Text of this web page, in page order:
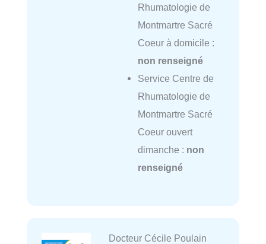
Rhumatologie de
Montmartre Sacré
Coeur à domicile :
non renseigné
Service Centre de
Rhumatologie de
Montmartre Sacré
Coeur ouvert
dimanche : non
renseigné
Docteur Cécile Poulain